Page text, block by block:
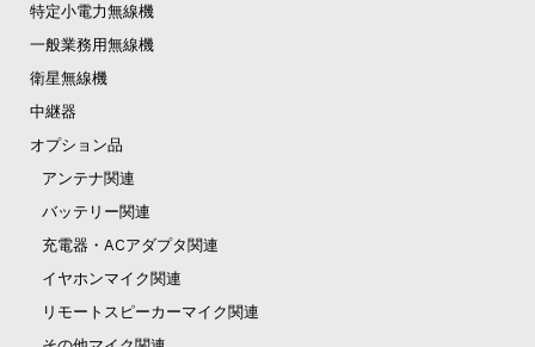
特定小電力無線機
一般業務用無線機
衛星無線機
中継器
オプション品
アンテナ関連
バッテリー関連
充電器・ACアダプタ関連
イヤホンマイク関連
リモートスピーカーマイク関連